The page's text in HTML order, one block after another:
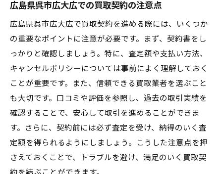
広島県呉市広大広での買取契約の注意点
広島県呉市広大広で買取契約を進める際には、いくつか
の重要なポイントに注意が必要です。まず、契約書をし
っかりと確認しましょう。特に、査定額や支払い方法、
キャンセルポリシーについては事前によく理解しておく
ことが重要です。また、信頼できる買取業者を選ぶこと
も大切です。口コミや評価を参照し、過去の取引実績を
確認することで、安心して取引を進めることができま
す。さらに、契約前には必ず査定を受け、納得のいく査
定額を得られるようにしましょう。こうした注意点を押
さえておくことで、トラブルを避け、満足のいく買取契